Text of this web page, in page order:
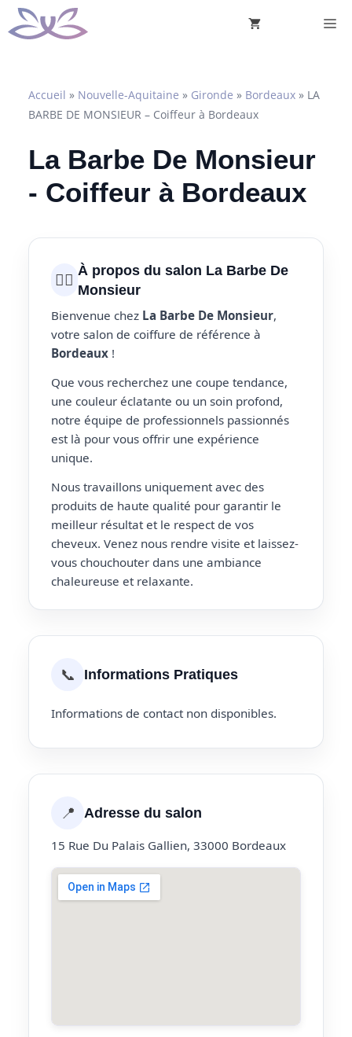
Aller
au
Accueil » Nouvelle-Aquitaine » Gironde » Bordeaux » LA
BARBE DE MONSIEUR – Coiffeur à Bordeaux
La Barbe De Monsieur
- Coiffeur à Bordeaux
💇‍♀️ À propos du salon La Barbe De
Monsieur
Bienvenue chez La Barbe De Monsieur,
votre salon de coiffure de référence à
Bordeaux !
Que vous recherchez une coupe tendance,
une couleur éclatante ou un soin profond,
notre équipe de professionnels passionnés
est là pour vous offrir une expérience
unique.
Nous travaillons uniquement avec des
produits de haute qualité pour garantir le
meilleur résultat et le respect de vos
cheveux. Venez nous rendre visite et laissez-
vous chouchouter dans une ambiance
chaleureuse et relaxante.
📞 Informations Pratiques
Informations de contact non disponibles.
📍 Adresse du salon
15 Rue Du Palais Gallien, 33000 Bordeaux